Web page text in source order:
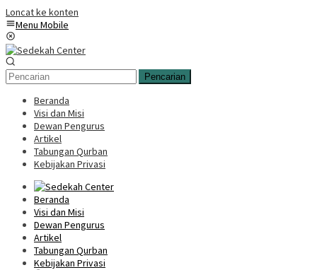
Loncat ke konten
Menu Mobile
Pencarian
Beranda
Visi dan Misi
Dewan Pengurus
Artikel
Tabungan Qurban
Kebijakan Privasi
Beranda
Visi dan Misi
Dewan Pengurus
Artikel
Tabungan Qurban
Kebijakan Privasi